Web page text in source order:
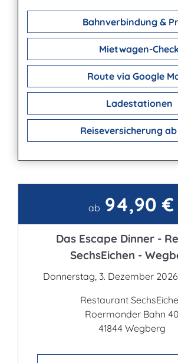
Bahnverbindung &
Mietwagen-
Route via Google
Ladestationen
Reiseversicherung
Kontaktab 94,90 €
Das Escape Dinner -
SechsEichen -
Donnerstag, 3. Dezember
Restaurant
Roermonder Bahn 40
41844 Wegberg